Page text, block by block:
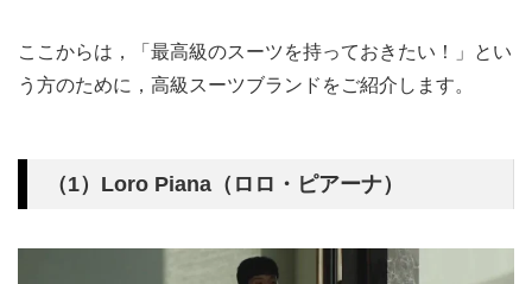
ここからは，「最高級のスーツを持っておきたい！」とい
う方のために，高級スーツブランドをご紹介します。
（1）Loro Piana（ロロ・ピアーナ）